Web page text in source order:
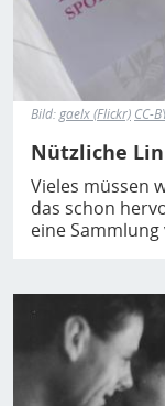
Bild:gaelx (Flickr) CC-
Nützliche
Vieles müssen
das schon
eine
Bild